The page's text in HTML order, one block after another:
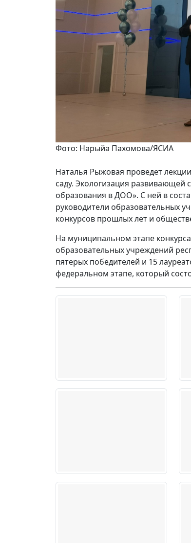
Фото: Нарыйа Пахомова/ЯСИА
Наталья Рыжовая проведет
саду. Экологизация развивающей
образования в ДОО». С ней в
руководители образовательных
конкурсов прошлых лет и
На муниципальном этапе
образовательных учреждений
пятерых победителей и 15
федеральном этапе, который